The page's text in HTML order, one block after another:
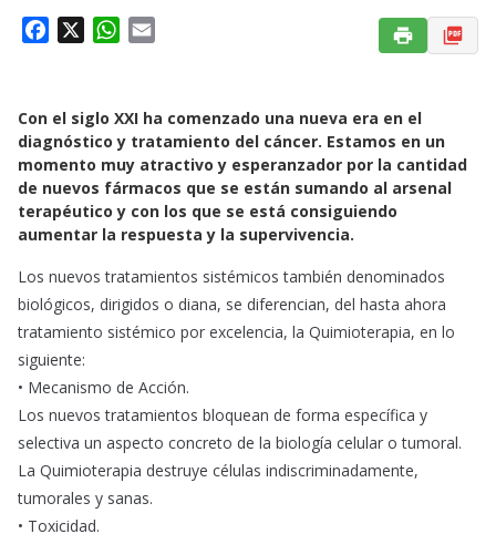
e
b
o
o
k
W
t
s
A
p
p
i
l
Con el siglo XXI ha comenzado una nueva era en el
diagnóstico y tratamiento del cáncer. Estamos en un
momento muy atractivo y esperanzador por la cantidad
de nuevos fármacos que se están sumando al arsenal
terapéutico y con los que se está consiguiendo
aumentar la respuesta y la supervivencia.
Los nuevos tratamientos sistémicos también denominados
biológicos, dirigidos o diana, se diferencian, del hasta ahora
tratamiento sistémico por excelencia, la Quimioterapia, en lo
siguiente:
• Mecanismo de Acción.
Los nuevos tratamientos bloquean de forma específica y
selectiva un aspecto concreto de la biología celular o tumoral.
La Quimioterapia destruye células indiscriminadamente,
tumorales y sanas.
• Toxicidad.